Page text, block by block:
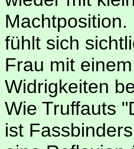
fühlt sich
Frau mit
Widrigkeiten
Wie Truffauts
ist